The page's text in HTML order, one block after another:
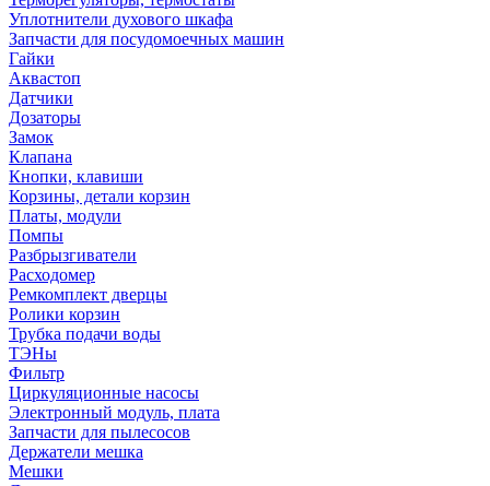
Уплотнители духового шкафа
Запчасти для посудомоечных машин
Гайки
Аквастоп
Датчики
Дозаторы
Замок
Клапана
Кнопки, клавиши
Корзины, детали корзин
Платы, модули
Помпы
Разбрызгиватели
Расходомер
Ремкомплект дверцы
Ролики корзин
Трубка подачи воды
ТЭНы
Фильтр
Циркуляционные насосы
Электронный модуль, плата
Запчасти для пылесосов
Держатели мешка
Мешки